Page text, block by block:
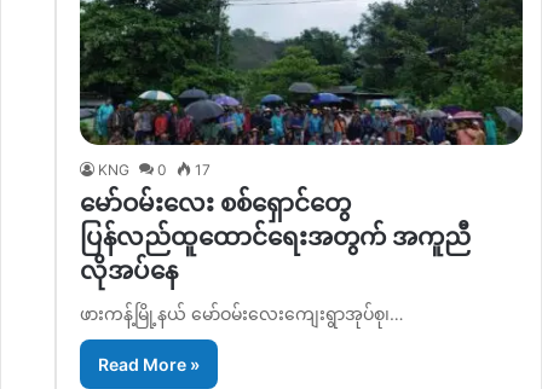
KNG 0 17
မော်ဝမ်းလေး စစ်ရှောင်တွေ
ပြန်လည်ထူထောင်ရေးအတွက် အကူညီ
လိုအပ်နေ
ဖားကန့်မြို့နယ် မော်ဝမ်းလေးကျေးရွာအုပ်စု၊…
Read More »